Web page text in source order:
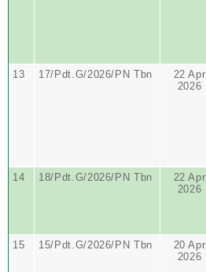
13
17/Pdt.G/2026/PN Tbn
22 Apr
2026
14
18/Pdt.G/2026/PN Tbn
22 Apr
2026
15
15/Pdt.G/2026/PN Tbn
20 Apr
2026